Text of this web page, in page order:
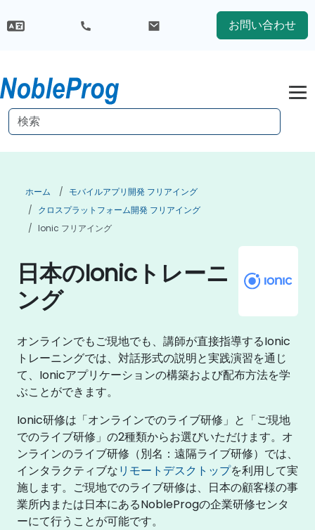
お問い合わせ
ホーム
モバイルアプリ開発 フリアイング
クロスプラットフォーム開発 フリアイング
Ionic フリアイング
日本のIonicトレーニ
ング
オンラインでもご現地でも、講師が直接指導するIonic
トレーニングでは、対話形式の説明と実践演習を通じ
て、Ionicアプリケーションの構築および配布方法を学
ぶことができます。
Ionic研修は「オンラインでのライブ研修」と「ご現地
でのライブ研修」の2種類からお選びいただけます。オ
ンラインのライブ研修（別名：遠隔ライブ研修）では、
インタラクティブなリモートデスクトップを利用して実
施します。ご現地でのライブ研修は、日本の顧客様の事
業所内または日本にあるNobleProgの企業研修センタ
ーにて行うことが可能です。